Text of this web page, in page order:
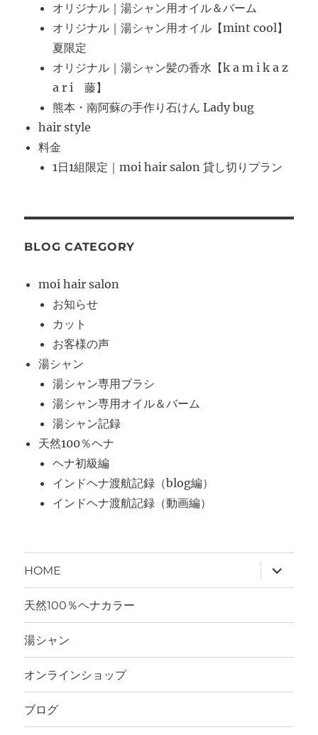
オリジナル｜湯シャン用オイル＆バーム
オリジナル｜湯シャン用オイル【mint cool】
夏限定
オリジナル｜湯シャン髪の香水【k a m i k a z
a r i 藤】
熊本・南阿蘇の手作り石けん Lady bug
hair style
料金
1日1組限定｜moi hair salon 貸し切りプラン
BLOG CATEGORY
moi hair salon
お知らせ
カット
お客様の声
湯シャン
湯シャン専用ブラシ
湯シャン専用オイル＆バーム
湯シャン記録
天然100％ヘナ
ヘナ初級編
インドヘナ渡航記録（blog編）
インドヘナ渡航記録（動画編）
HOME
ブ
メ
ー
開
天然100％ヘナカラー
湯シャン
オンラインショップ
ブログ